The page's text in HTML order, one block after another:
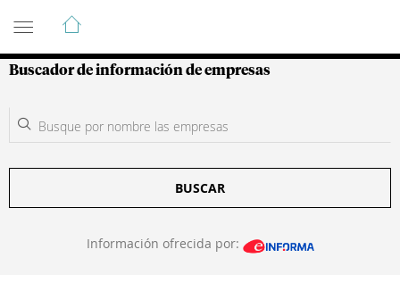
Guía de Empresas Colombianas
Buscador de información de empresas
BUSCAR
Información ofrecida por: